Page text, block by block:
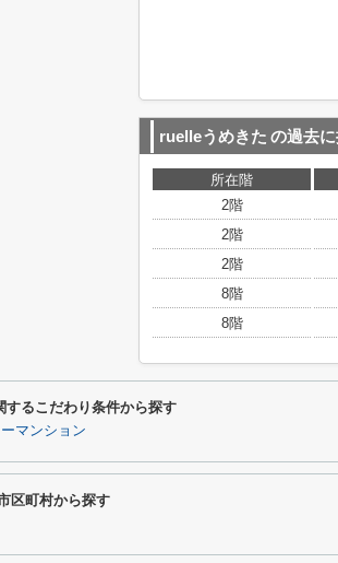
ruelleうめきた の過去
所在階
2階
2階
2階
8階
8階
るこだわり条件から探す
マンション
区町村から探す